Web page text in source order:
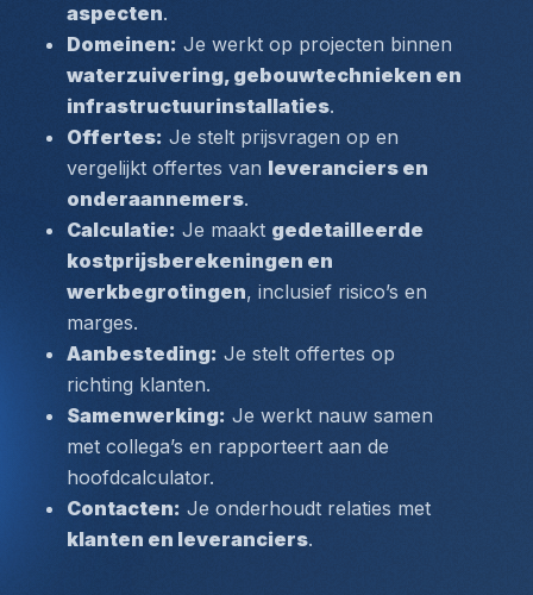
aspecten.
Domeinen:
waterzuivering, gebouwtechnieken en
infrastructuurinstallaties.
Offertes: Je stelt prijsvragen op en
vergelijkt offertes van leveranciers en
onderaannemers.
Calculatie: Je maakt gedetailleerde
kostprijsberekeningen en
werkbegrotingen, inclusief risico’s en
marges.
Aanbesteding: Je stelt offertes op
richting klanten.
Samenwerking: Je werkt nauw samen
met collega’s en rapporteert aan de
hoofdcalculator.
Contacten:
klanten en leveranciers.